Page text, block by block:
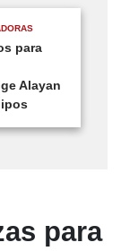
para
Alayan
para